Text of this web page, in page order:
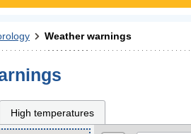
Weather warnings
High temperatures